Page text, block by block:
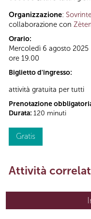
Organizzazione:
collaborazione con
Orario:
Mercoledì 6 agosto 2025
ore 19.00
Biglietto d'ingresso:
attività gratuita per tutti
Prenotazione
Durata: 120 minuti
Gratis
Attività